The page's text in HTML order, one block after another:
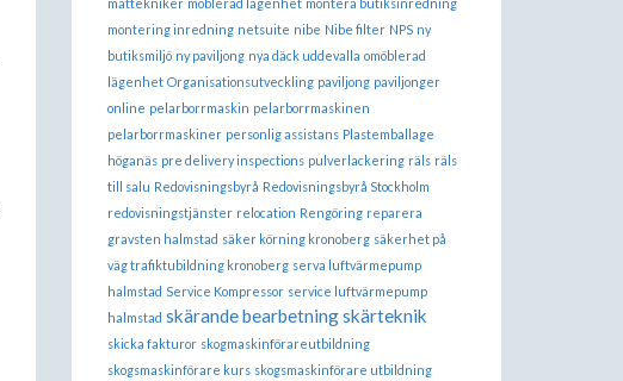
montering inredning netsuite nibe Nibe filter NPS ny
butiksmiljö ny paviljong nya däck uddevalla omöblerad
lägenhet Organisationsutveckling paviljong paviljonger
online pelarborrmaskin pelarborrmaskinen
pelarborrmaskiner personlig assistans Plastemballage
höganäs pre delivery inspections pulverlackering räls räls
till salu Redovisningsbyrå Redovisningsbyrå Stockholm
redovisningstjänster relocation Rengöring reparera
gravsten halmstad säker körning kronoberg säkerhet på
väg trafiktubildning kronoberg serva luftvärmepump
halmstad Service Kompressor service luftvärmepump
halmstad skärande bearbetningskärteknik
skicka fakturor skogmaskinförareutbildning
skogsmaskinförare kurs skogsmaskinförare utbildning